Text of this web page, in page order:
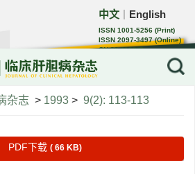
中文 English
ISSN 1001-5256 (Print)
ISSN 2097-3497 (Online)
CN 22-1108/R
杂志 > 1993 > 9(2): 113-113
PDF下载 ( 66 KB)